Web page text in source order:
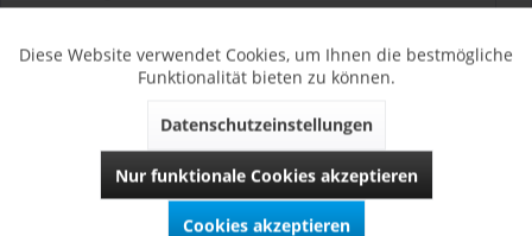
Diese Website verwendet Cookies, um Ihnen die bestmögliche
Funktionalität bieten zu können.
Datenschutzeinstellungen
Nur funktionale Cookies akzeptieren
Cookies akzeptieren